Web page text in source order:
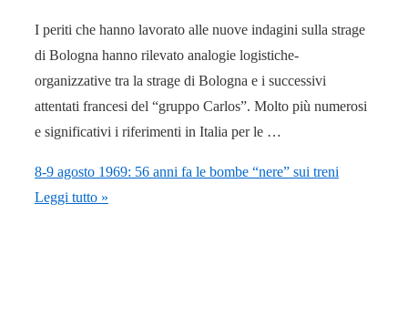
I periti che hanno lavorato alle nuove indagini sulla strage
di Bologna hanno rilevato analogie logistiche-
organizzative tra la strage di Bologna e i successivi
attentati francesi del “gruppo Carlos”. Molto più numerosi
e significativi i riferimenti in Italia per le …
8-9 agosto 1969: 56 anni fa le bombe “nere” sui treni
Leggi tutto »